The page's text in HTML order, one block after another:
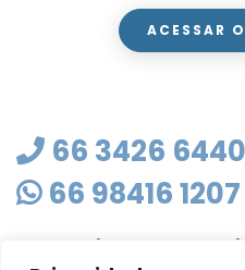
ACESSAR
66 3426 6440
66 98416 1207